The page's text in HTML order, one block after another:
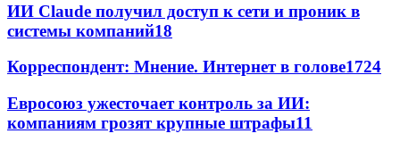
ИИ Claude получил доступ к сети и проник в
системы компаний18
Корреспондент: Мнение. Интернет в голове1724
Евросоюз ужесточает контроль за ИИ:
компаниям грозят крупные штрафы11